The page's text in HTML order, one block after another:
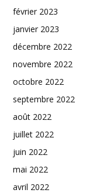
février 2023
janvier 2023
décembre 2022
novembre 2022
octobre 2022
septembre 2022
août 2022
juillet 2022
juin 2022
mai 2022
avril 2022